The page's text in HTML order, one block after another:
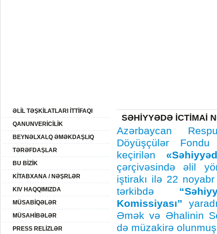
SƏHİYYƏDƏ İCTİMAİ
Azərbaycan
Döyüşçülər
keçirilən
çərçivəsində əlil
iştirakı ilə 22
tərkibdə
Komissiyası”
Əmək və Əhalinin
də müzakirə
ƏLİL TƏŞKİLATLARI İTTİFAQI
QANUNVERİCİLİK
BEYNƏLXALQ ƏMƏKDAŞLIQ
TƏRƏFDAŞLAR
BU BİZİK
KİTABXANA / NƏŞRLƏR
KIV HAQQIMIZDA
MÜSABİQƏLƏR
MÜSAHİBƏLƏR
PRESS RELİZLƏR